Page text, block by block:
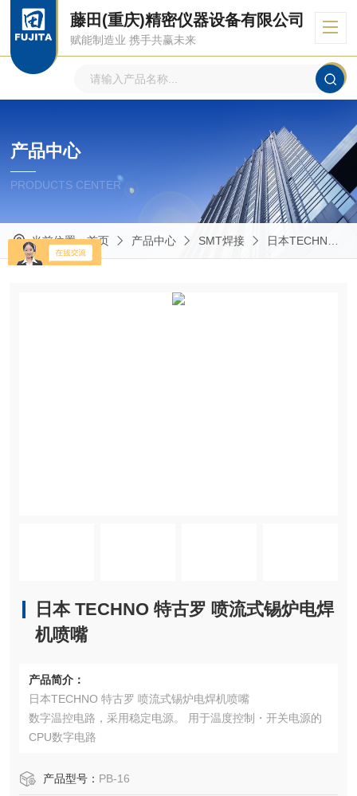
藤田(重庆)精密仪器设备有限公司
赋能制造业 携手共赢未来
产品中心
PRODUCTS CENTER
当前位置：首页 产品中心 SMT焊接 日本TECHNO 特古罗
日本 TECHNO 特古罗 喷流式锡炉电焊
机喷嘴
产品简介：
日本TECHNO 特古罗 喷流式锡炉电焊机喷嘴
数字温控电路，采用稳定电源。 用于温度控制・开关电源的
CPU数字电路
产品型号： PB-16